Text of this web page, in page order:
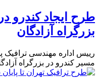
طرح ایجاد کندرو
بزرگراه آزادگان
رییس اداره مهندسی ترافیک
مسیر کندرو در بزرگراه